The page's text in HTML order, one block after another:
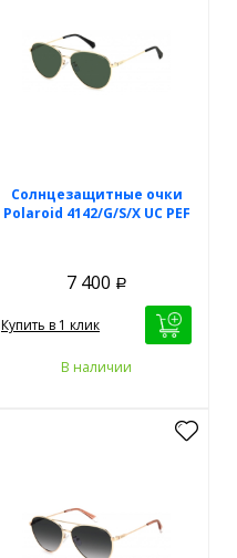
Солнцезащитные очки
Polaroid 4142/G/S/X UC PEF
7 400 Р
Купить в 1 клик
В наличии